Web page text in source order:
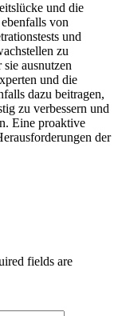
und die
von
und
zu
ausnutzen
und die
dazu beitragen,
zu verbessern und
Eine proaktive
der
fields are